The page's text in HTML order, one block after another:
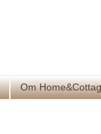
Om